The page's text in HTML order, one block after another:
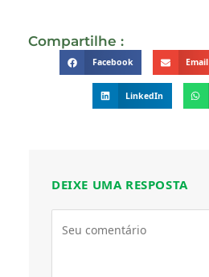
Compartilhe :
Facebook Email
LinkedIn
DEIXE UMA RESPOSTA